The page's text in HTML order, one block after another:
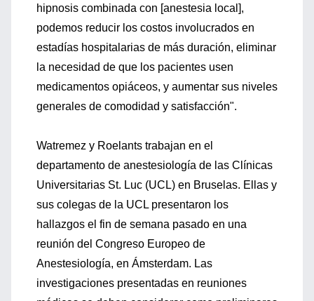
hipnosis combinada con [anestesia local],
podemos reducir los costos involucrados en
estadías hospitalarias de más duración, eliminar
la necesidad de que los pacientes usen
medicamentos opiáceos, y aumentar sus niveles
generales de comodidad y satisfacción".
Watremez y Roelants trabajan en el
departamento de anestesiología de las Clínicas
Universitarias St. Luc (UCL) en Bruselas. Ellas y
sus colegas de la UCL presentaron los
hallazgos el fin de semana pasado en una
reunión del Congreso Europeo de
Anestesiología, en Ámsterdam. Las
investigaciones presentadas en reuniones